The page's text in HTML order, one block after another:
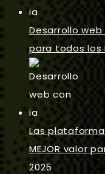
Desarrollo
para todos los
Las
MEJOR valor
2025